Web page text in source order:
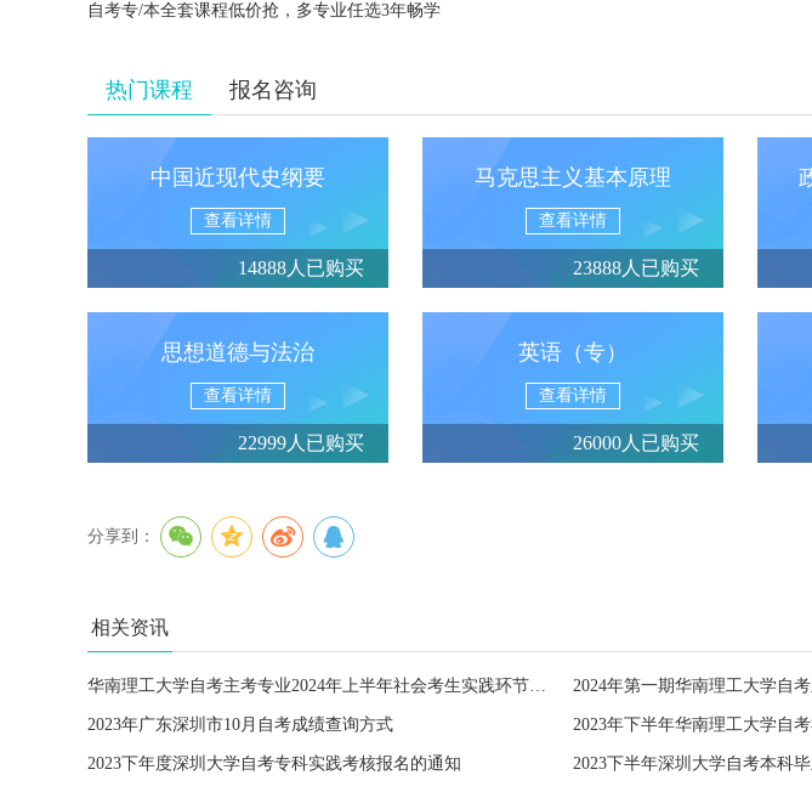
自考专/本全套课程低价抢，多专业任选3年畅学
热门课程 报名咨询
中国近现代史纲要
查看详情
14888人已购买
马克思主义基本原理
查看详情
23888人已购买
思想道德与法治
查看详情
22999人已购买
英语（专）
查看详情
26000人已购买
分享到：
相关资讯
华南理工大学自考主考专业2024年上半年社会考生实践环节课程报名与考核工作通知
2023年广东深圳市10月自考成绩查询方式
2023下年度深圳大学自考专科实践考核报名的通知 2023下半年深圳大学自考本科